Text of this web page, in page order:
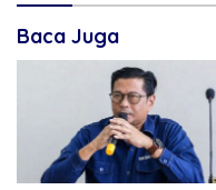
Baca Juga